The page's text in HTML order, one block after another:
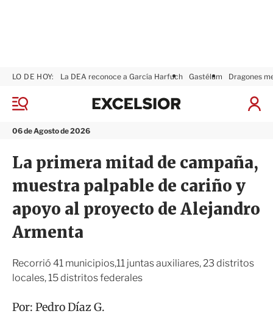
M
n
06 de Agosto de 2026
LO DE HOY: La DEA reconoce a García Harfuch Gastélum Dragones
I
a
s
x
i
r
La primera mitad de campaña,
muestra palpable de cariño y
apoyo al proyecto de Alejandro
Armenta
Recorrió 41 municipios,11 juntas auxiliares, 23 distritos
locales, 15 distritos federales
Por: Pedro Díaz G.